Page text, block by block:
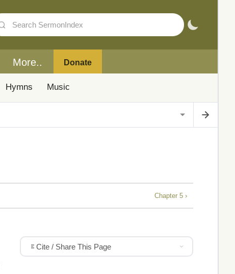
More.. Donate
Hymns Music
Chapter 5 ›
Cite / Share This Page